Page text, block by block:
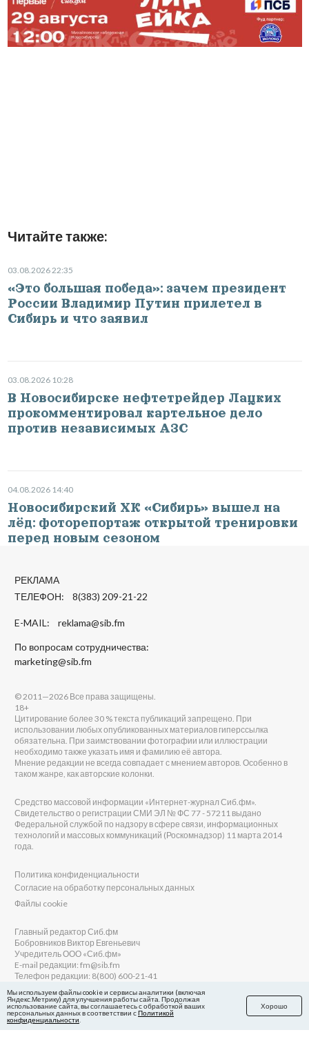
Читайте также:
03.08.2026 22:35
«Это большая победа»: зачем президент
России Владимир Путин прилетел в
Сибирь и что заявил
03.08.2026 10:28
В Новосибирске нефтетрейдер Лацких
прокомментировал картельное дело
против независимых АЗС
04.08.2026 14:40
Новосибирский ХК «Сибирь» вышел на
лёд: фоторепортаж открытой тренировки
перед новым сезоном
РЕКЛАМА
ТЕЛЕФОН: 8(383) 209-21-22
E-MAIL: reklama@sib.fm
По вопросам сотрудничества:
marketing@sib.fm
© 2011—2026 Все права защищены.
18+
Цитирование более 30 % текста публикаций запрещено. При
использовании любых опубликованных материалов гиперссылка
обязательна. При заимствовании фотографии или иллюстрации
необходимо также указать имя и фамилию её автора.
Мнение редакции не всегда совпадает с мнением авторов. Особенно в
таком жанре, как авторские колонки.
Средство массовой информации «Интернет-журнал Сиб.фм».
Свидетельство о регистрации СМИ ЭЛ № ФС 77 - 57211 выдано
Федеральной службой по надзору в сфере связи, информационных
технологий и массовых коммуникаций (Роскомнадзор) 11 марта 2014
года.
Политика конфиденциальности
Согласие на обработку персональных данных
Файлы cookie
Главный редактор Сиб.фм
Бобровников Виктор Евгеньевич
Учредитель ООО «Сиб.фм»
E-mail редакции: fm@sib.fm
Телефон редакции: 8(800) 600-21-41
Сайт разработан и поддерживается Технодзен
Мы используем файлы cookie и сервисы аналитики (включая
Яндекс.Метрику) для улучшения работы сайта. Продолжая
использование сайта, вы соглашаетесь с обработкой ваших
персональных данных в соответствии сПолитикой
конфиденциальности
Хорошо